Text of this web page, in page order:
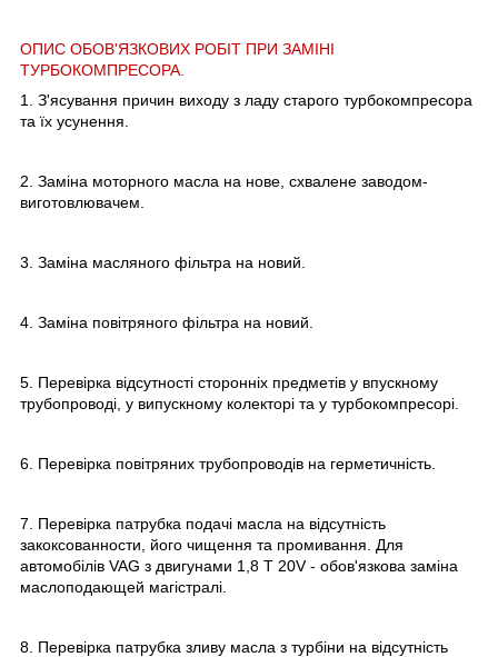
ОПИС ОБОВ'ЯЗКОВИХ РОБІТ ПРИ ЗАМІНІ
ТУРБОКОМПРЕСОРА.
1. З'ясування причин виходу з ладу старого турбокомпресора
та їх усунення.
2. Заміна моторного масла на нове, схвалене заводом-
виготовлювачем.
3. Заміна масляного фільтра на новий.
4. Заміна повітряного фільтра на новий.
5. Перевірка відсутності сторонніх предметів у впускному
трубопроводі, у випускному колекторі та у турбокомпресорі.
6. Перевірка повітряних трубопроводів на герметичність.
7. Перевірка патрубка подачі масла на відсутність
закоксованности, його чищення та промивання. Для
автомобілів VAG з двигунами 1,8 T 20V - обов'язкова заміна
маслоподающей магістралі.
8. Перевірка патрубка зливу масла з турбіни на відсутність